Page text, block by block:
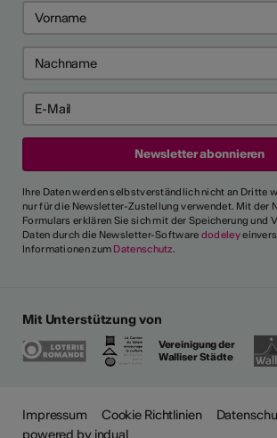
Ihre Daten werden selbstverständlich nicht an Dritte
nur für die Newsletter-Zustellung verwendet. Mit der
Formulars erklären Sie sich mit der Speicherung und
Daten durch die Newsletter-Software dodeley
Informationen zum Datenschutz.
Mit Unterstützung von
Vereinigung der
Walliser Städte
Impressum Cookie Richtlinien
powered by indual